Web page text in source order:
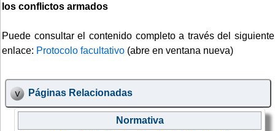
los conflictos armados
Puede consultar el contenido completo a través del siguiente
enlace: Protocolo facultativo (abre en ventana nueva)
Páginas Relacionadas
Normativa